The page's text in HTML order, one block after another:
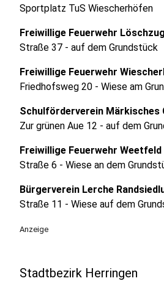
Sportplatz TuS Wiescherhöfen
Freiwillige Feuerwehr
Straße 37 - auf dem Grundstück
Freiwillige Feuerwehr
Friedhofsweg 20 - Wiese am
Schulförderverein Märkisches
Zur grünen Aue 12 - auf dem
Freiwillige Feuerwehr Weetfeld
Straße 6 - Wiese an dem
Bürgerverein Lerche
Straße 11 - Wiese auf dem
Anzeige
Stadtbezirk Herringen